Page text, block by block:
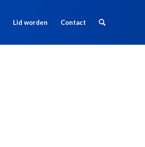
Lid worden Contact